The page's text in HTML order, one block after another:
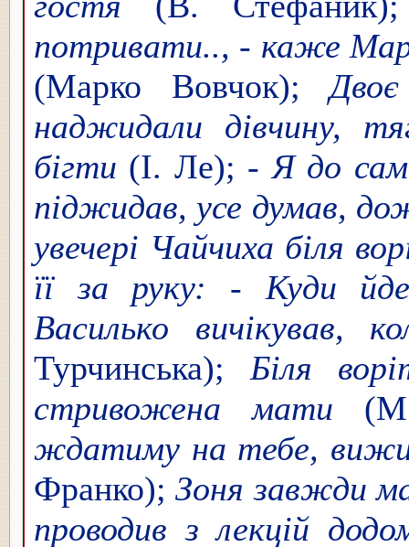
потривати.., - каже
(Марко Вовчок);
наджидали дівчину,
бігти (І. Ле); -Я до
піджидав, усе думав,
увечері Чайчиха біля
її за руку: - Куди
Василько вичікував,
Турчинська); Біля
стривожена мати
ждатиму на тебе,
Франко);Зоня завжди
проводив з лекцій